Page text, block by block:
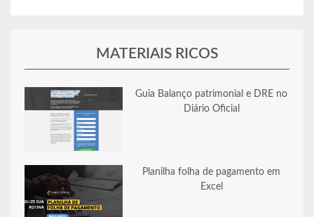
MATERIAIS RICOS
Guia Balanço patrimonial e DRE no
Diário Oficial
Planilha folha de pagamento em
Excel